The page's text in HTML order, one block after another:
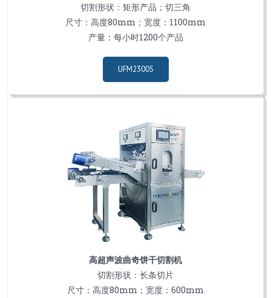
切割形状：矩形产品；切三角
尺寸：高度80mm；宽度：1100mm
产量：每小时1200个产品
UFM2300S
高超声波曲奇饼干切割机
切割形状：长条切片
尺寸：高度80mm；宽度：600mm